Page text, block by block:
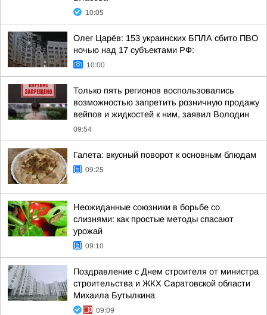
10:05
Олег Царёв: 153 украинских БПЛА сбито ПВО
ночью над 17 субъектами РФ:
10:00
Только пять регионов воспользовались
возможностью запретить розничную продажу
вейпов и жидкостей к ним, заявил Володин
09:54
Галета: вкусный поворот к основным блюдам
09:25
Неожиданные союзники в борьбе со
слизнями: как простые методы спасают
урожай
09:10
Поздравление с Днем строителя от министра
строительства и ЖКХ Саратовской области
Михаила Бутылкина
09:09